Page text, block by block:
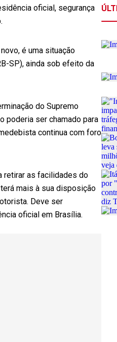
oficial, segurança
é uma situação
SP), ainda sob efeito da
do Supremo
poderia ser chamado para
continua com foro
retirar as facilidades do
mais à sua disposição
Deve ser
oficial em Brasília.